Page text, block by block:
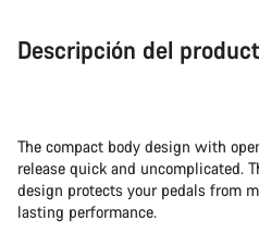
Descripción del
The compact body design with
release quick and uncomplicated.
design protects your pedals from
lasting performance.